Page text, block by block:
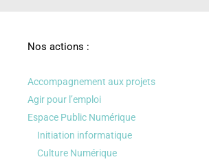
Nos actions :
Accompagnement aux projets
Agir pour l’emploi
Espace Public Numérique
Initiation informatique
Culture Numérique